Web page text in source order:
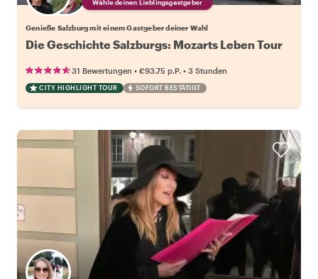
Wähle deinen Lieblingsgastgeber
Genieße Salzburg mit einem Gastgeber deiner Wahl
Die Geschichte Salzburgs: Mozarts Leben Tour
31 Bewertungen • €93.75 p.P. • 3 Stunden
CITY HIGHLIGHT TOUR SOFORT BESTÄTIGT